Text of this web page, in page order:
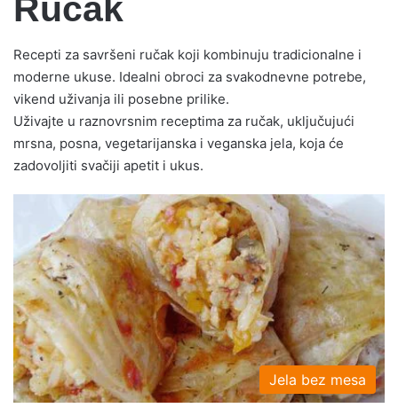
Ručak
Recepti za savršeni ručak koji kombinuju tradicionalne i
moderne ukuse. Idealni obroci za svakodnevne potrebe,
vikend uživanja ili posebne prilike.
Uživajte u raznovrsnim receptima za ručak, uključujući
mrsna, posna, vegetarijanska i veganska jela, koja će
zadovoljiti svačiji apetit i ukus.
Jela bez mesa